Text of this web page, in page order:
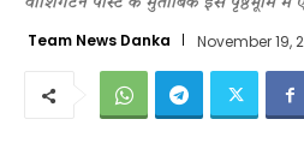
Team News Danka November 19,